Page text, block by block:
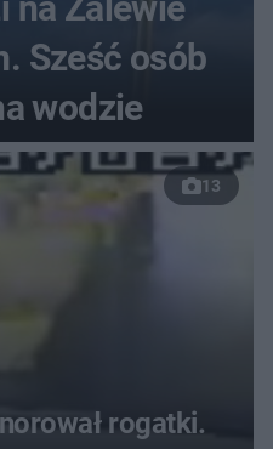
Sześć osób
wodzie
13
rogatki.